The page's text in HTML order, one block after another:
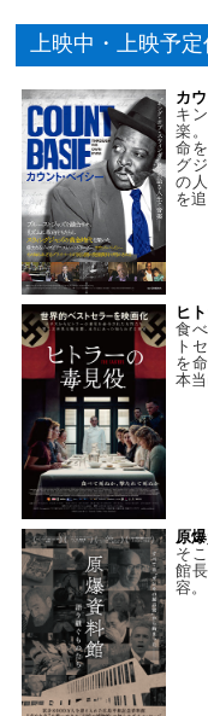
上映中・上映予定
カ
キ
楽
命
グ
の
を
ヒ
食
ト
を
本
原
そ
館
容。